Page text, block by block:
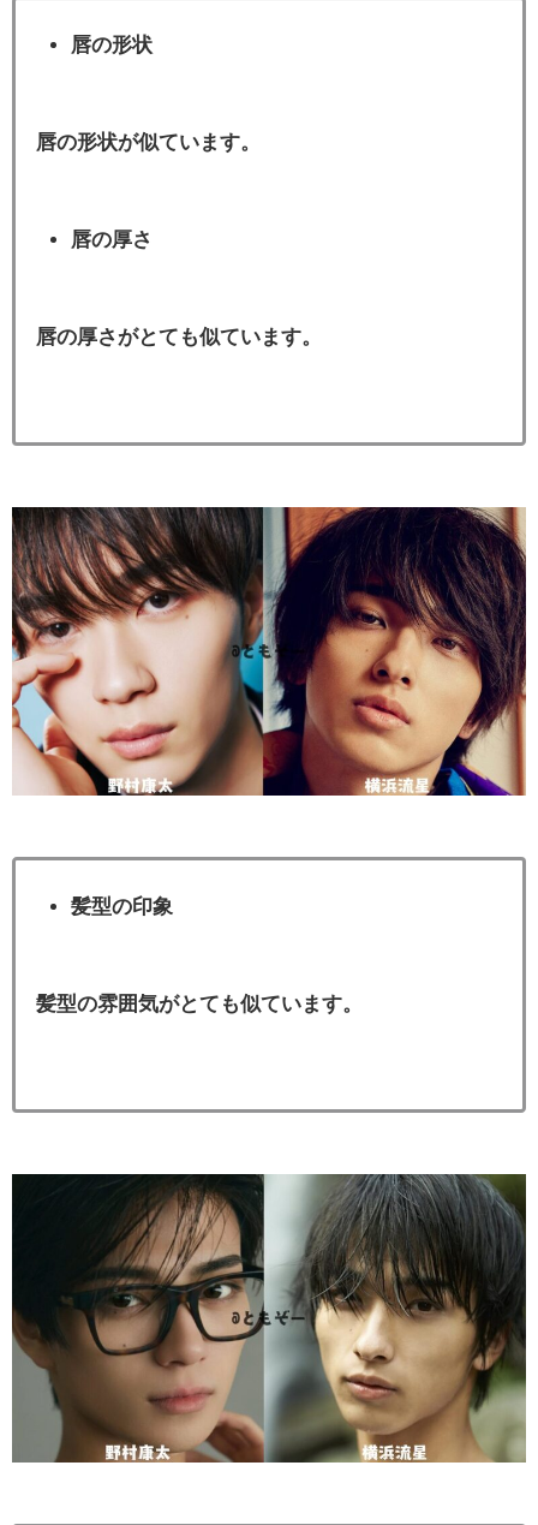
唇の形状
唇の形状が似ています。
唇の厚さ
唇の厚さがとても似ています。
髪型の印象
髪型の雰囲気がとても似ています。